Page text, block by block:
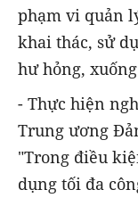
phạm vi quản
khai thác, sử
hư hỏng,
- Thực hiện
Trung ương
"Trong điều
dụng tối đa